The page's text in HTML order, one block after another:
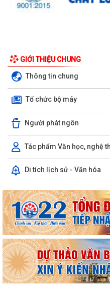
GIỚI THIỆU CHUNG
Thông tin chung
Tổ chức bộ máy
Người phát ngôn
Tác phẩm Văn học, nghệ
Di tích lịch sử - Văn hóa
Công văn số 3385/UBND-KT
công khai Quyết định của Chủ tịch
Tổ Đại biểu số 05 HĐND thành
giữa năm 2026 HĐND thành phố...
Hội nghị tập huấn công tác
2026